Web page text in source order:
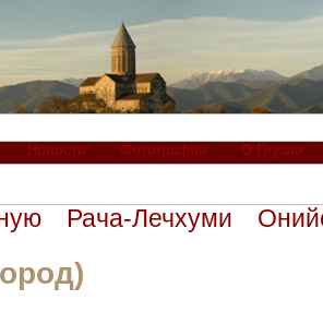
Новости Фотографии О Грузии
Рача-Лечхуми